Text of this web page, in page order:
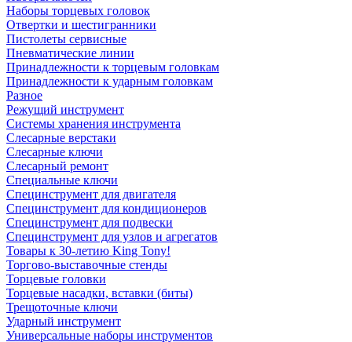
Наборы торцевых головок
Отвертки и шестигранники
Пистолеты сервисные
Пневматические линии
Принадлежности к торцевым головкам
Принадлежности к ударным головкам
Разное
Режущий инструмент
Системы хранения инструмента
Слесарные верстаки
Слесарные ключи
Слесарный ремонт
Специальные ключи
Специнструмент для двигателя
Специнструмент для кондиционеров
Специнструмент для подвески
Специнструмент для узлов и агрегатов
Товары к 30-летию King Tony!
Торгово-выставочные стенды
Торцевые головки
Торцевые насадки, вставки (биты)
Трещоточные ключи
Ударный инструмент
Универсальные наборы инструментов